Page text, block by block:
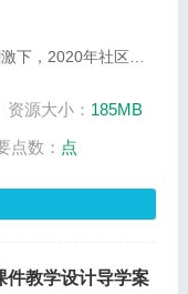
下，2020年社区团
购市场规模有望达
呢？接下来，我们就
出议题，为学习新课
资源大小： 185MB
点数： 点
件教学设计导学案